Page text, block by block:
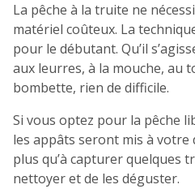
La pêche à la truite ne
matériel coûteux. La
pour le débutant. Qu’il
aux leurres, à la mouche, au
bombette, rien de difficile.
Si vous optez pour la pêche
les appâts seront mis à votre
plus qu’à capturer quelques
nettoyer et de les déguster.